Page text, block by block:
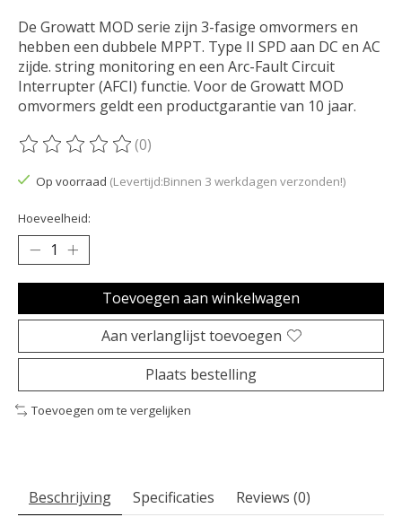
De Growatt MOD serie zijn 3-fasige omvormers en
hebben een dubbele MPPT. Type II SPD aan DC en AC
zijde. string monitoring en een Arc-Fault Circuit
Interrupter (AFCI) functie. Voor de Growatt MOD
omvormers geldt een productgarantie van 10 jaar.
De beoordeling van dit product is
(0)
Op voorraad (Levertijd:Binnen 3 werkdagen verzonden!)
Hoeveelheid:
Toevoegen aan winkelwagen
Aan verlanglijst toevoegen
Plaats bestelling
Toevoegen om te vergelijken
Beschrijving Specificaties Reviews (0)